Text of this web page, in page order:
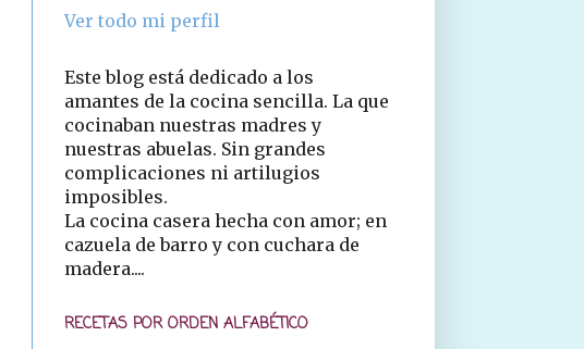
Ver todo mi perfil
Este blog está dedicado a los
amantes de la cocina sencilla. La que
cocinaban nuestras madres y
nuestras abuelas. Sin grandes
complicaciones ni artilugios
imposibles.
La cocina casera hecha con amor; en
cazuela de barro y con cuchara de
madera....
RECETAS POR ORDEN ALFABÉTICO